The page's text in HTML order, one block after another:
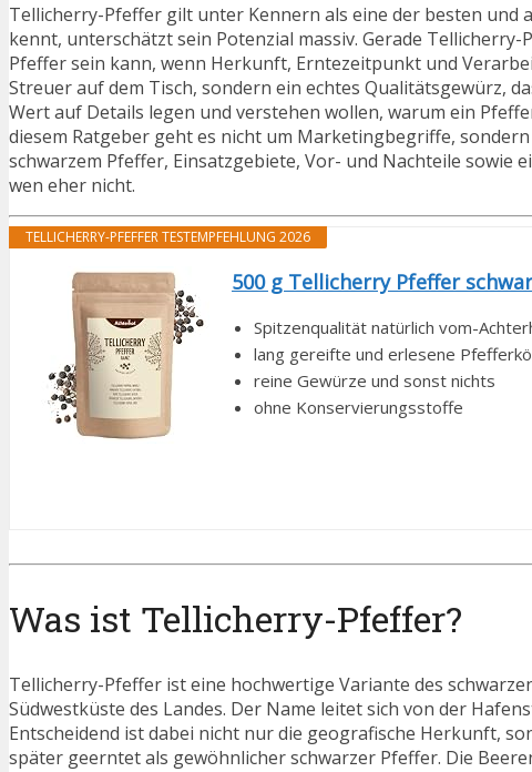
Tellicherry-Pfeffer gilt unter Kennern als eine der besten
kennt, unterschätzt sein Potenzial massiv. Gerade
Pfeffer sein kann, wenn Herkunft, Erntezeitpunkt und
Streuer auf dem Tisch, sondern ein echtes Qualitätsgewürz,
Wert auf Details legen und verstehen wollen, warum ein
diesem Ratgeber geht es nicht um Marketingbegriffe,
schwarzem Pfeffer, Einsatzgebiete, Vor- und Nachteile
wen eher nicht.
TELLICHERRY-PFEFFER TESTEMPFEHLUNG 2026
500 g Tellicherry Pfeffer
Spitzenqualität natürlich vom-
lang gereifte und erlesene
reine Gewürze und sonst nichts
ohne Konservierungsstoffe
Was ist Tellicherry-Pfeffer?
Tellicherry-Pfeffer ist eine hochwertige Variante des
Südwestküste des Landes. Der Name leitet sich von der
Entscheidend ist dabei nicht nur die geografische Herkunft,
später geerntet als gewöhnlicher schwarzer Pfeffer. Die